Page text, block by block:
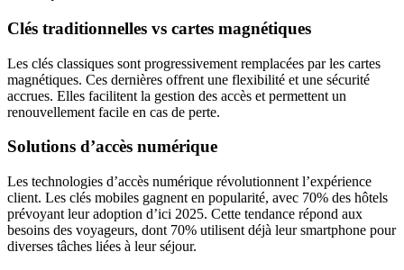
Clés traditionnelles vs cartes magnétiques
Les clés classiques sont progressivement remplacées par les cartes
magnétiques. Ces dernières offrent une flexibilité et une sécurité
accrues. Elles facilitent la gestion des accès et permettent un
renouvellement facile en cas de perte.
Solutions d’accès numérique
Les technologies d’accès numérique révolutionnent l’expérience
client. Les clés mobiles gagnent en popularité, avec 70% des hôtels
prévoyant leur adoption d’ici 2025. Cette tendance répond aux
besoins des voyageurs, dont 70% utilisent déjà leur smartphone pour
diverses tâches liées à leur séjour.